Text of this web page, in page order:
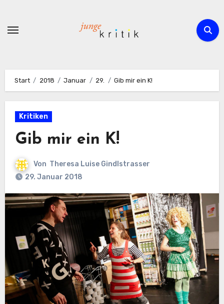
springen
Start 2018 Januar 29. Gib mir ein K!
Kritiken
Gib mir ein K!
Von Theresa Luise Gindlstrasser
29. Januar 2018